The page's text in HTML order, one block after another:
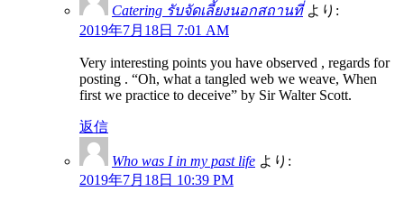
Catering รับจัดเลี้ยงนอกสถานที่ より:
2019年7月18日 7:01 AM
Very interesting points you have observed , regards for
posting . “Oh, what a tangled web we weave, When
first we practice to deceive” by Sir Walter Scott.
返信
Who was I in my past life より:
2019年7月18日 10:39 PM